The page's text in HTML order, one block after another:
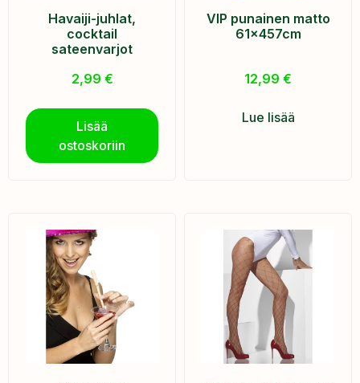
Havaiji-juhlat,
cocktail
sateenvarjot
2,99 €
Lisää
ostoskoriin
VIP punainen matto
61x457cm
12,99 €
Lue lisää